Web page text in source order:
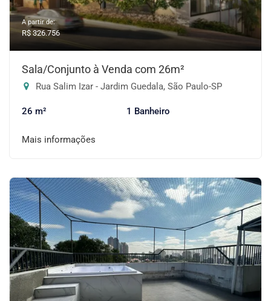
A partir de:
R$ 326.756
Sala/Conjunto à Venda com 26m²
Rua Salim Izar - Jardim Guedala, São Paulo-SP
26 m² 1 Banheiro
Mais informações